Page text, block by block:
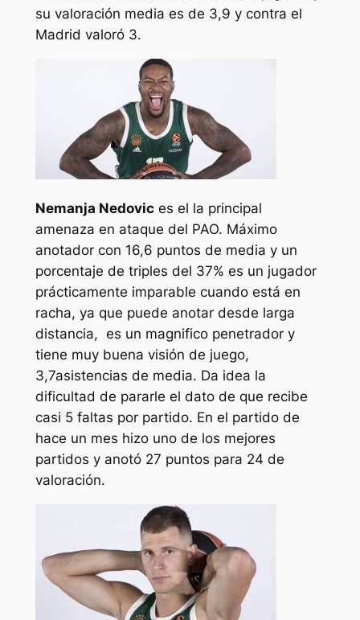
su valoración media es de 3,9 y contra el
Madrid valoró 3.
Nemanja Nedovices el la principal
amenaza en ataque del PAO. Máximo
anotador con 16,6 puntos de media y un
porcentaje de triples del 37% es un jugador
prácticamente imparable cuando está en
racha, ya que puede anotar desde larga
distancia, es un magnifico penetrador y
tiene muy buena visión de juego,
3,7asistencias de media. Da idea la
dificultad de pararle el dato de que recibe
casi 5 faltas por partido. En el partido de
hace un mes hizo uno de los mejores
partidos y anotó 27 puntos para 24 de
valoración.